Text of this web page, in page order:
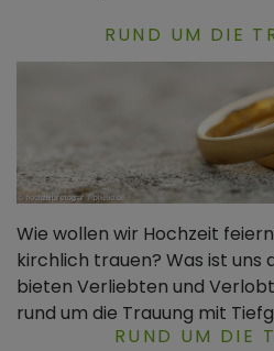
RUND UM DIE
Wie wollen wir Hochzeit
kirchlich trauen? Was ist uns
bieten Verliebten und
rund um die Trauung mit
RUND UM DIE